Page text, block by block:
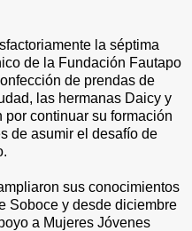
la séptima
de la Fundación Fautapo
de prendas de
las hermanas Daicy y
por continuar su formación
de asumir el desafío de
sus conocimientos
Soboce y desde diciembre
a Mujeres Jóvenes